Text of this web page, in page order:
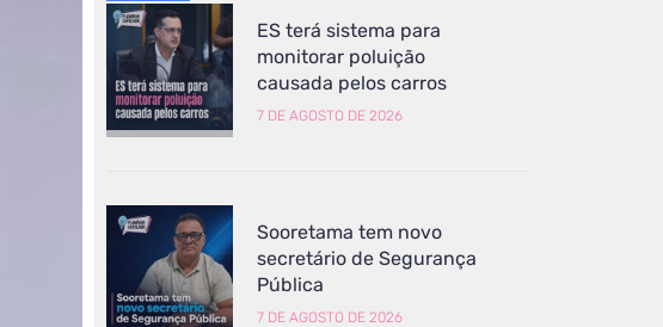
ES terá sistema para
monitorar poluição
causada pelos carros
7 DE AGOSTO DE 2026
Sooretama tem novo
secretário de Segurança
Pública
7 DE AGOSTO DE 2026